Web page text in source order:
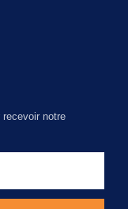
notre